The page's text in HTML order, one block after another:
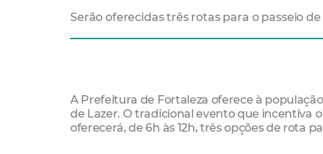
Serão oferecidas três rotas para o passeio
A Prefeitura de Fortaleza oferece à
de Lazer. O tradicional evento que incentiva
oferecerá, de 6h às 12h, três opções de rota